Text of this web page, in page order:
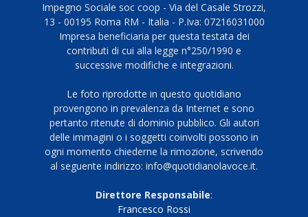
Impegno Sociale soc coop - Via del Casale Strozzi,
13 - 00195 Roma RM - Italia - P.Iva: 07216031000
Impresa beneficiaria per questa testata dei
contributi di cui alla legge n°250/1990 e
successive modifiche e integrazioni.
Le foto riprodotte in questo quotidiano
provengono in prevalenza da Internet e sono
pertanto ritenute di dominio pubblico. Gli autori
delle immagini o i soggetti coinvolti possono in
ogni momento chiederne la rimozione, scrivendo
al seguente indirizzo: info@quotidianolavoce.it.
Direttore Responsabile:
Francesco Rossi